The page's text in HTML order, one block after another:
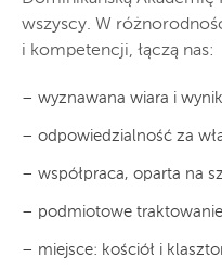
wszyscy. W
i kompetencji, łączą nas:
– wyznawana wiara i
– odpowiedzialność za
– współpraca, oparta na
– podmiotowe
– miejsce: kościół i